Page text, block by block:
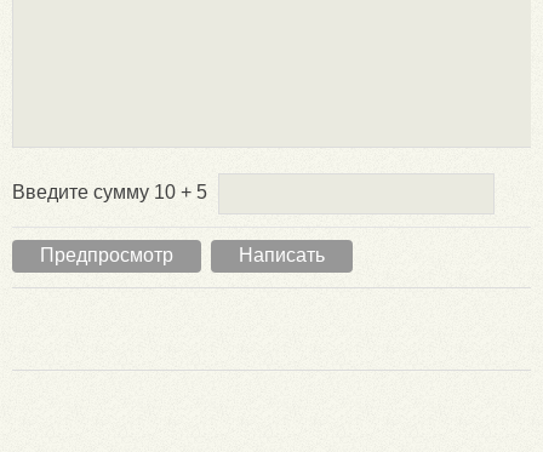
Введите сумму 10 + 5